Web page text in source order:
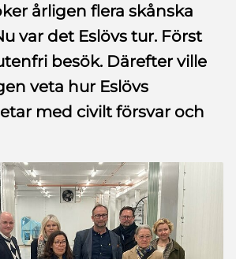
årligen flera skånska
var det Eslövs tur. Först
besök. Därefter ville
veta hur Eslövs
med civilt försvar och